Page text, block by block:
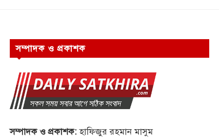
সম্পাদক ও প্রকাশক
সম্পাদক ও প্রকাশক:হাফিজুর রহমান মাসুম